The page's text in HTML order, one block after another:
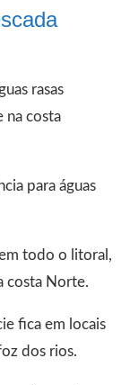
rasas
na costa
para águas
todo o litoral,
costa Norte.
fica em locais
dos rios.